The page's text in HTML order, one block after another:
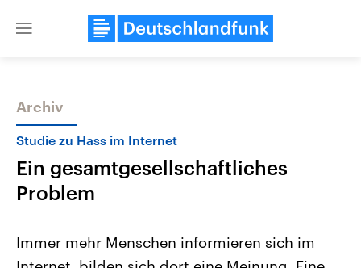
Close
Themen
Archiv
Studie zu Hass im Internet
Ein gesamtgesellschaftliches
Problem
Immer mehr Menschen informieren sich im